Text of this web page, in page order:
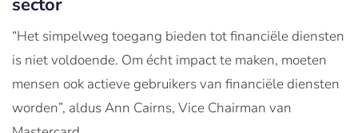
sector
“Het simpelweg toegang bieden tot financiële diensten
is niet voldoende. Om écht impact te maken, moeten
mensen ook actieve gebruikers van financiële diensten
worden”, aldus Ann Cairns, Vice Chairman van